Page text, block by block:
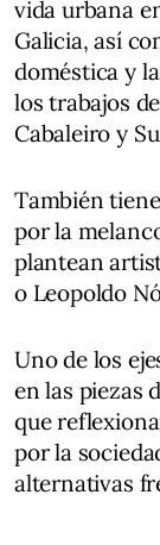
vida urbana
Galicia, así
doméstica y
los trabajos
Cabaleiro y
También
por la
plantean
o Leopoldo
Uno de los
en las piezas
que
por la
alternativas